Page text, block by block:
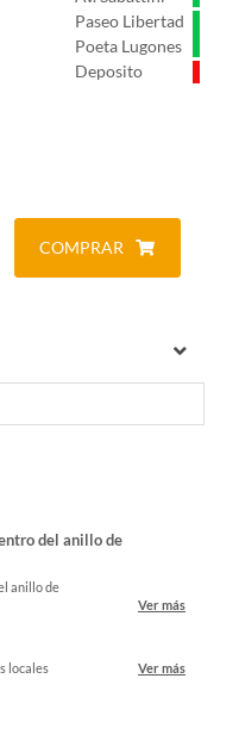
Paseo Libertad
Poeta Lugones
Deposito
COMPRAR
del anillo de
anillo de
Ver más
locales Ver más